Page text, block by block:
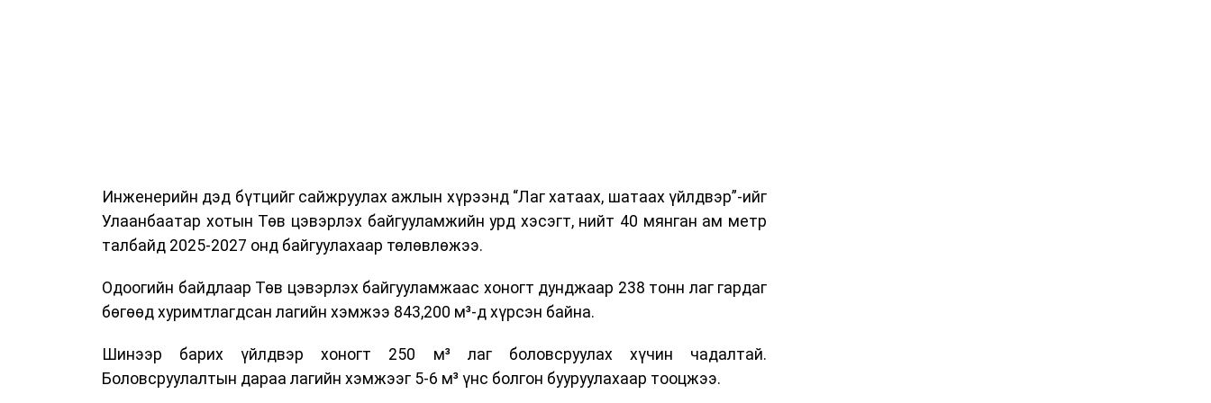
Уг сургалт нь COP17-ын үеэр зочид, төлөөлөгчдийн тээврийн үйлчилгээг аюулгүй,
шуурхай, зохион байгуулалттай явуулах, үйлчилгээний нэгдсэн стандарт, сахилга
хариуцлагыг хэвшүүлэх бэлтгэл ажлын нэг хэсэг гэж
мэдээллээ.
Инженерийн дэд бүтцийг сайжруулах ажлын хүрээнд “Лаг хатаах, шатаах үйлдвэр”-ийг
Улаанбаатар хотын Төв цэвэрлэх байгууламжийн урд хэсэгт, нийт 40 мянган ам метр
талбайд 2025-2027 онд байгуулахаар төлөвлөжээ.
Одоогийн байдлаар Төв цэвэрлэх байгууламжаас хоногт дунджаар 238 тонн лаг гардаг
бөгөөд хуримтлагдсан лагийн хэмжээ 843,200 м³-д хүрсэн байна.
Шинээр барих үйлдвэр хоногт 250 м³ лаг боловсруулах хүчин чадалтай.
Боловсруулалтын дараа лагийн хэмжээг 5-6 м³ үнс болгон бууруулахаар тооцжээ.